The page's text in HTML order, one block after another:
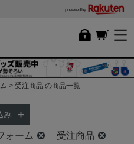
powered by
受注商品 の商品一覧
み
ォーム 受注商品